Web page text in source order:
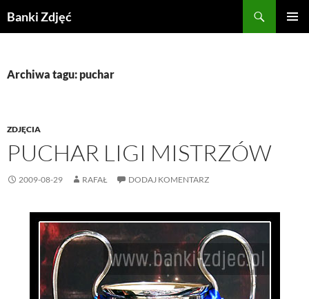
doBanki Zdjęć
Archiwa tagu: puchar
ZDJĘCIA
PUCHAR LIGI MISTRZÓW
2009-08-29 RAFAŁ DODAJ KOMENTARZ